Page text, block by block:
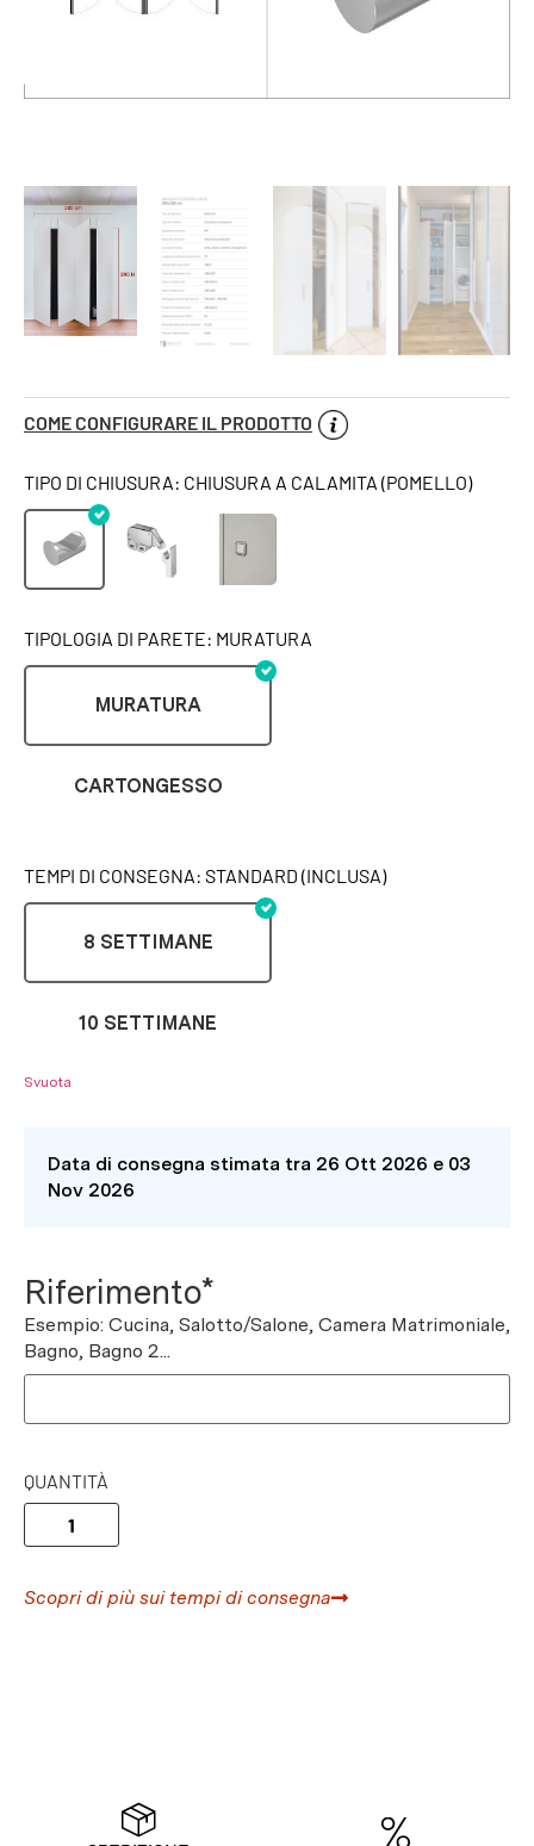
COME CONFIGURARE IL PRODOTTO
TIPO DI CHIUSURA: CHIUSURA A CALAMITA (POMELLO)
TIPOLOGIA DI PARETE: MURATURA
MURATURA
CARTONGESSO
TEMPI DI CONSEGNA: STANDARD (INCLUSA)
8 SETTIMANE
10 SETTIMANE
Svuota
Data di consegna stimata tra 26 Ott 2026 e 03
Nov 2026
Riferimento*
Esempio: Cucina, Salotto/Salone, Camera Matrimoniale,
Bagno, Bagno 2...
QUANTITÀ
Scopri di più sui tempi di consegna